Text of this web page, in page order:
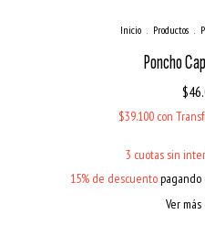
Inicio . Productos .
Poncho
$39.100 con
3 cuotas sin
15% de descuentopagando
Ver